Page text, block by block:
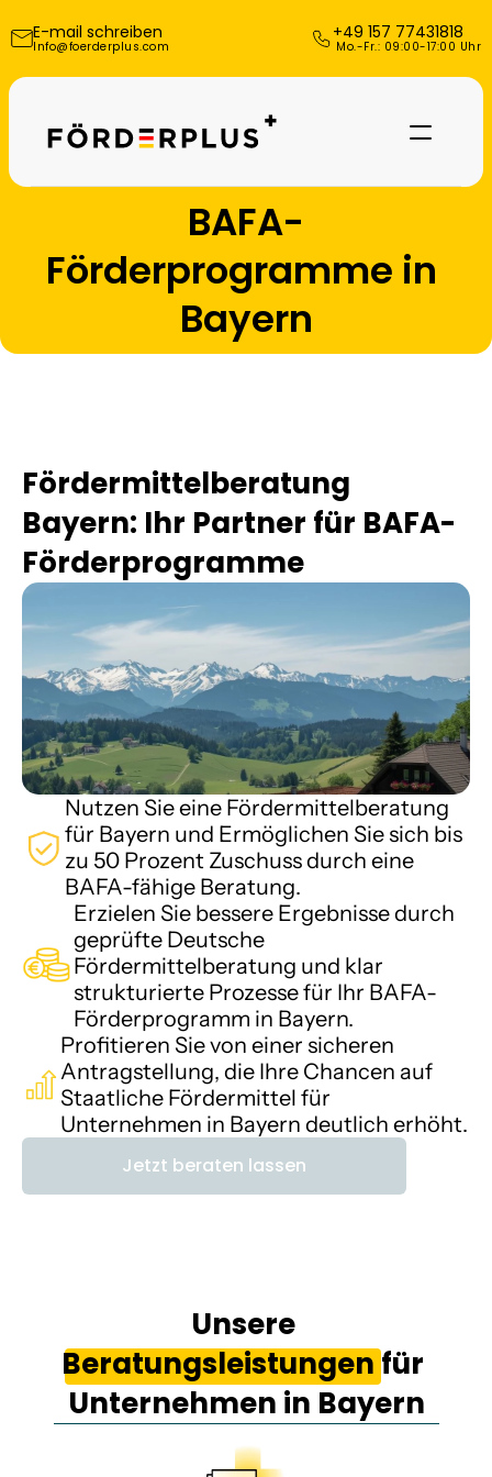
E-mail schreiben
Info@foerderplus.com
+49 157 77431818
Mo.-Fr.: 09:00-17:00 Uhr
Über uns
Mehr erfahren
Referenzen
Über uns
Karriere
BAFA-
Förderprogramme in
Bayern
Fördermittelberatung
Bayern: Ihr Partner für BAFA-
Förderprogramme
Nutzen Sie eine Fördermittelberatung
für Bayern und Ermöglichen Sie sich bis
zu 50 Prozent Zuschuss durch eine
BAFA-fähige Beratung.
Erzielen Sie bessere Ergebnisse durch
geprüfte Deutsche
Fördermittelberatung und klar
strukturierte Prozesse für Ihr BAFA-
Förderprogramm in Bayern.
Profitieren Sie von einer sicheren
Antragstellung, die Ihre Chancen auf
Staatliche Fördermittel für
Unternehmen in Bayern deutlich erhöht.
Jetzt beraten lassen
Unsere
Beratungsleistungen für
Unternehmen in Bayern